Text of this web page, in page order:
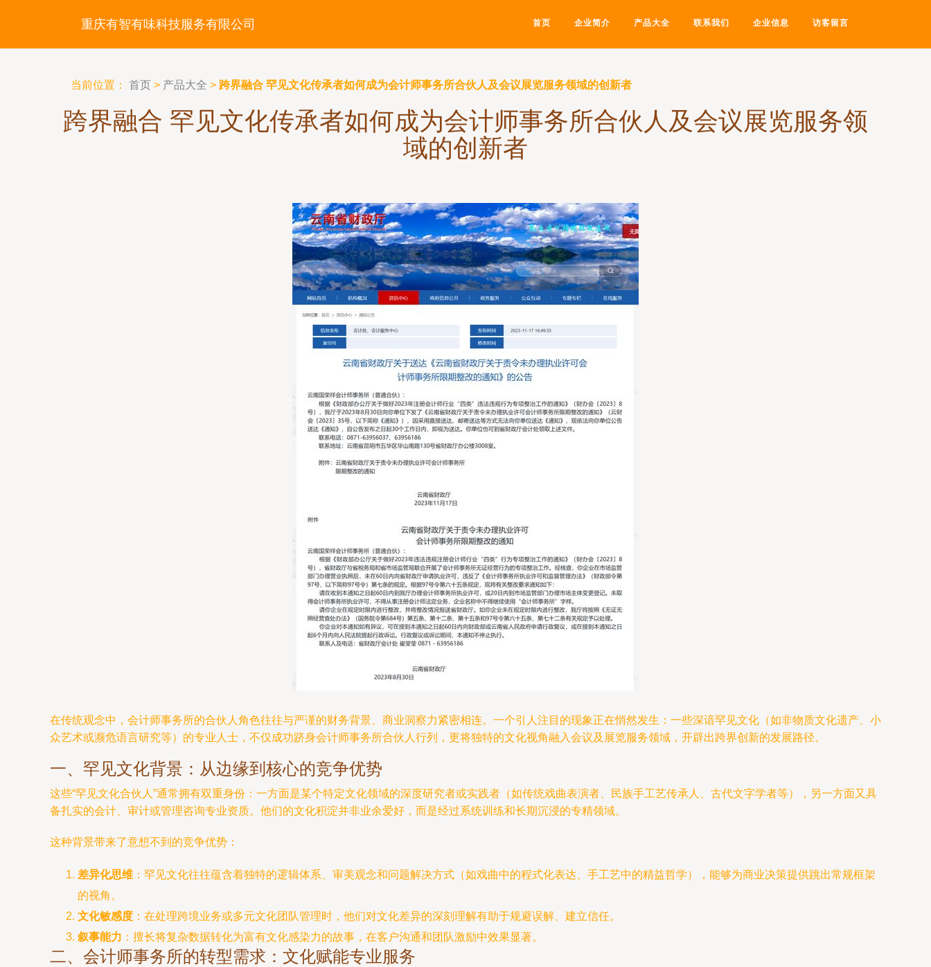
重庆有智有味科技服务有限公司 首页 企业简介 产品大全 联系我们 企业信息 访客留言
当前位置： 首页 > 产品大全 > 跨界融合 罕见文化传承者如何成为会计师事务所合伙人及会议展览服务领域的创新者
跨界融合 罕见文化传承者如何成为会计师事务所合伙人及会议展览服务领
域的创新者
在传统观念中，会计师事务所的合伙人角色往往与严谨的财务背景、商业洞察力紧密相连。一个引人注目的现象正在悄然发生：一些深谙罕见文化（如非物质文化遗产、小
众艺术或濒危语言研究等）的专业人士，不仅成功跻身会计师事务所合伙人行列，更将独特的文化视角融入会议及展览服务领域，开辟出跨界创新的发展路径。
一、罕见文化背景：从边缘到核心的竞争优势
这些“罕见文化合伙人”通常拥有双重身份：一方面是某个特定文化领域的深度研究者或实践者（如传统戏曲表演者、民族手工艺传承人、古代文字学者等），另一方面又具
备扎实的会计、审计或管理咨询专业资质。他们的文化积淀并非业余爱好，而是经过系统训练和长期沉浸的专精领域。
这种背景带来了意想不到的竞争优势：
差异化思维 ：罕见文化往往蕴含着独特的逻辑体系、审美观念和问题解决方式（如戏曲中的程式化表达、手工艺中的精益哲学），能够为商业决策提供跳出常规框架
的视角。
文化敏感度 ：在处理跨境业务或多元文化团队管理时，他们对文化差异的深刻理解有助于规避误解、建立信任。
叙事能力 ：擅长将复杂数据转化为富有文化感染力的故事，在客户沟通和团队激励中效果显著。
二、会计师事务所的转型需求：文化赋能专业服务